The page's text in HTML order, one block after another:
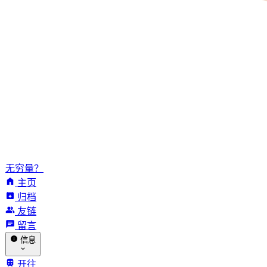
无穷量？
主页
归档
友链
留言
信息
开往